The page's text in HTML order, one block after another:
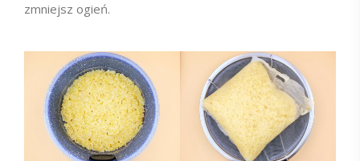
zmniejsz ogień.